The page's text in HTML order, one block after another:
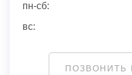
пн-сб:
вс:
ПОЗВОНИТЬ